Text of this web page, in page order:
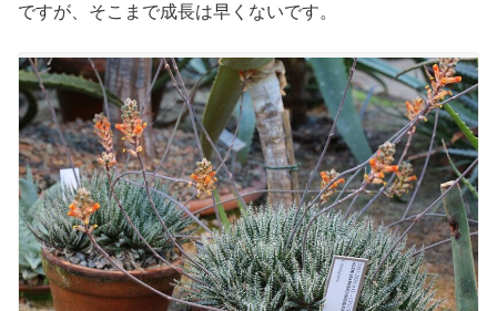
ですが、そこまで成長は早くないです。